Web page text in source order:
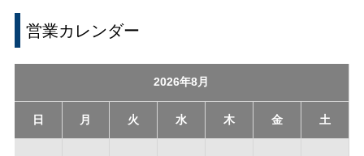
営業カレンダー
2026年8月
日 月 火 水 木 金 土